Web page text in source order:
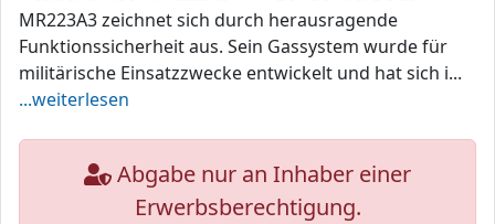
MR223A3 zeichnet sich durch herausragende
Funktionssicherheit aus. Sein Gassystem wurde für
militärische Einsatzzwecke entwickelt und hat sich i...
...weiterlesen
Abgabe nur an Inhaber einer
Erwerbsberechtigung.